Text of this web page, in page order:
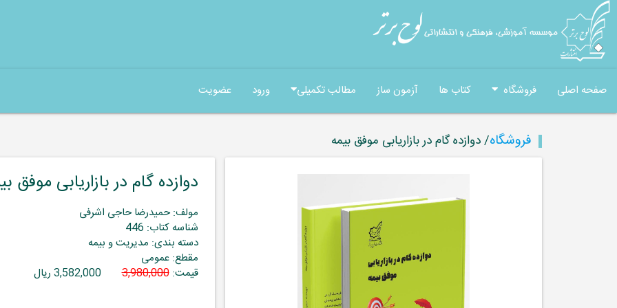
صفحه اصلی فروشگاه کتاب ها آزمون ساز مطالب تکمیلی ورود عضویت
فروشگاه/ دوازده گام در بازاریابی موفق بیمه
دوازده گام در بازاریابی موفق
مولف: حمیدرضا حاجی اشرفی
شناسه کتاب: 446
دسته بندی: مدیریت و بیمه
مقطع: عمومی
قیمت:3,980,000 3,582,000 ریال